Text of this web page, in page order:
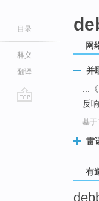
目录
释义
翻译
网
并
...
反
基
雷
有